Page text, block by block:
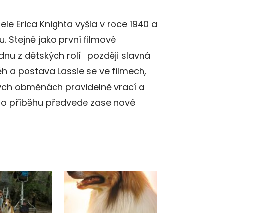
Erica Knighta vyšla v roce 1940 a
Stejně jako první filmové
z dětských rolí i později slavná
a postava Lassie se ve filmech,
obměnách pravidelně vrací a
příběhu předvede zase nové